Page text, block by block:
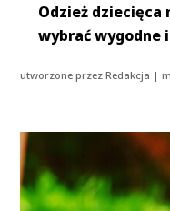
Odzież dziecięca
wybrać wygodne
utworzone przezRedakcja |